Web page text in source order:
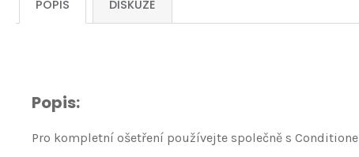
POPIS DISKUZE
Popis:
Pro kompletní ošetření používejte společně s